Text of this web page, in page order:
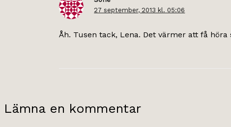
27 september, 2013 kl. 05:06
Åh. Tusen tack, Lena. Det värmer att få
Lämna en kommentar